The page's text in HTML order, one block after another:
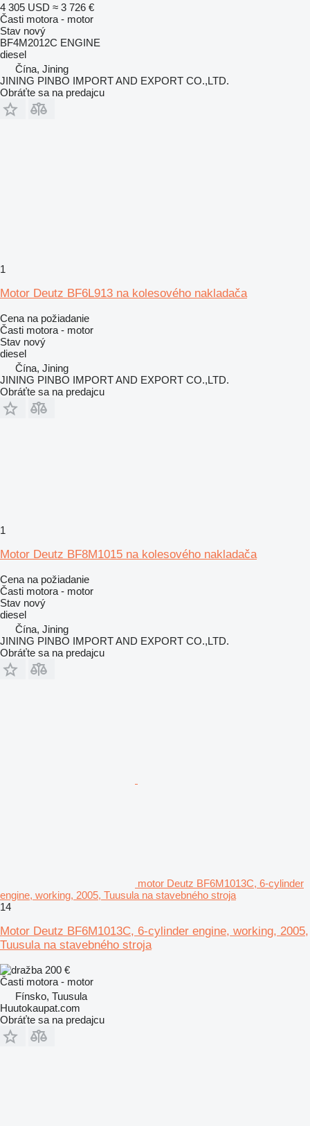
4 305 USD ≈ 3 726 €
Časti motora - motor
Stav nový
BF4M2012C ENGINE
diesel
Čína, Jining
JINING PINBO IMPORT AND EXPORT CO.,LTD.
Obráťte sa na predajcu
1
Motor Deutz BF6L913 na kolesového nakladača
Cena na požiadanie
Časti motora - motor
Stav nový
diesel
Čína, Jining
JINING PINBO IMPORT AND EXPORT CO.,LTD.
Obráťte sa na predajcu
1
Motor Deutz BF8M1015 na kolesového nakladača
Cena na požiadanie
Časti motora - motor
Stav nový
diesel
Čína, Jining
JINING PINBO IMPORT AND EXPORT CO.,LTD.
Obráťte sa na predajcu
motor Deutz BF6M1013C, 6-cylinder
engine, working, 2005, Tuusula na stavebného stroja
14
Motor Deutz BF6M1013C, 6-cylinder engine, working, 2005,
Tuusula na stavebného stroja
200 €
Časti motora - motor
Fínsko, Tuusula
Huutokaupat.com
Obráťte sa na predajcu